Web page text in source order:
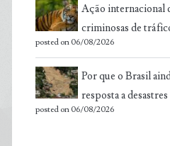
Ação internacional
criminosas de
posted on 06/08/2026
Por que o Brasil
resposta a
posted on 06/08/2026